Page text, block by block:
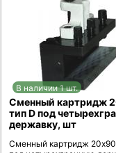
В наличии 1 шт.
Сменный картридж
тип D под
державку, шт
Сменный картридж 20х90